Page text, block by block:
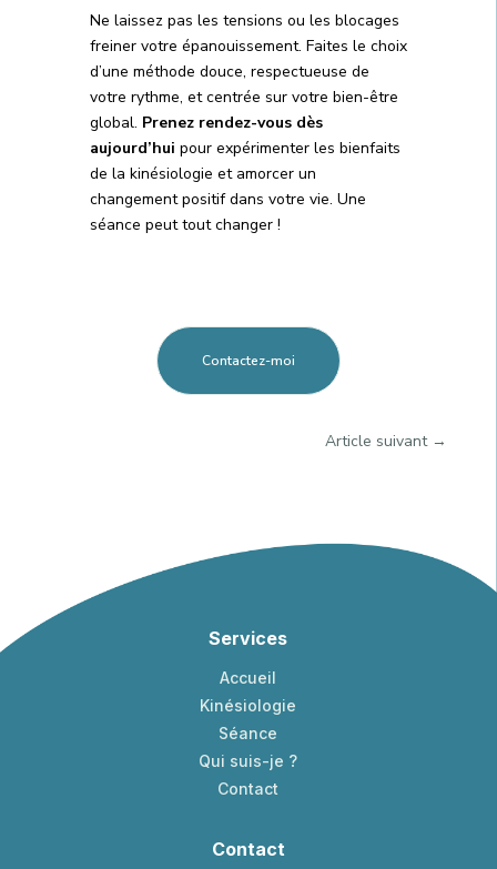
Ne laissez pas les tensions ou les blocages
freiner votre épanouissement. Faites le choix
d’une méthode douce, respectueuse de
votre rythme, et centrée sur votre bien-être
global. Prenez rendez-vous dès
aujourd’hui pour expérimenter les bienfaits
de la kinésiologie et amorcer un
changement positif dans votre vie. Une
séance peut tout changer !
Contactez-moi
Article suivant→
Services
Accueil
Kinésiologie
Séance
Qui suis-je ?
Contact
Contact